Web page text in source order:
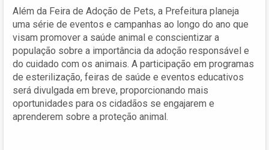
Além da Feira de Adoção de Pets, a Prefeitura planeja
uma série de eventos e campanhas ao longo do ano que
visam promover a saúde animal e conscientizar a
população sobre a importância da adoção responsável e
do cuidado com os animais. A participação em programas
de esterilização, feiras de saúde e eventos educativos
será divulgada em breve, proporcionando mais
oportunidades para os cidadãos se engajarem e
aprenderem sobre a proteção animal.